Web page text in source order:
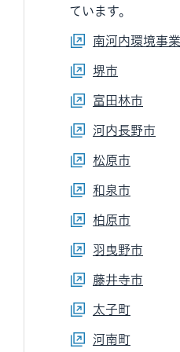
ています。
南河内環境事
堺市
富田林市
河内長野市
松原市
和泉市
柏原市
羽曳野市
藤井寺市
太子町
河南町